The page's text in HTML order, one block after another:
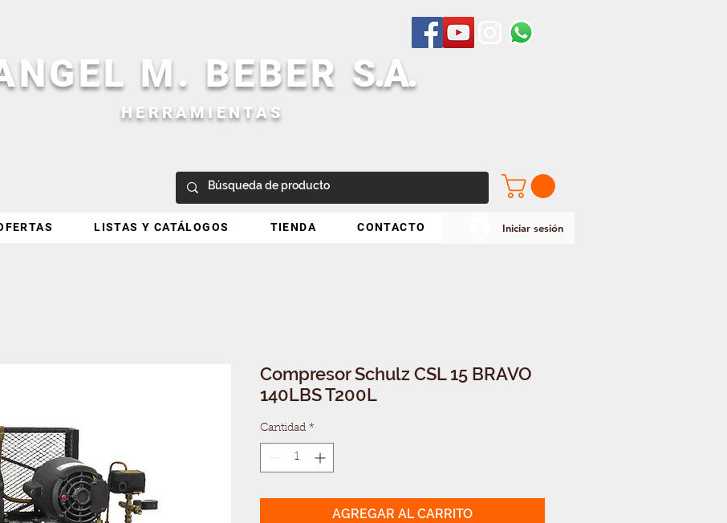
M. BEBER S.A.
HERRAMIENTAS
LISTAS Y CATÁLOGOS TIENDA CONTACTO Iniciar sesión
Compresor Schulz CSL 15 BRAVO
140LBS T200L
Cantidad *
AGREGAR AL CARRITO